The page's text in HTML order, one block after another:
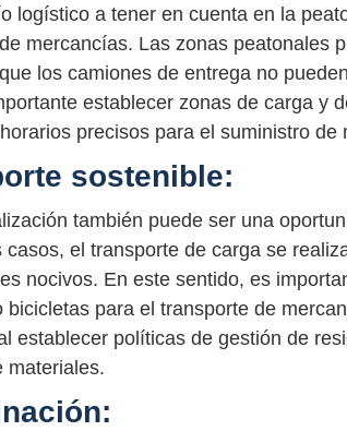
logístico a tener en cuenta en la
mercancías. Las zonas peatonales
los camiones de entrega no
establecer zonas de carga y
precisos para el suministro de
sostenible:
también puede ser una
casos, el transporte de carga se
nocivos. En este sentido, es
bicicletas para el transporte de
establecer políticas de gestión de
materiales.